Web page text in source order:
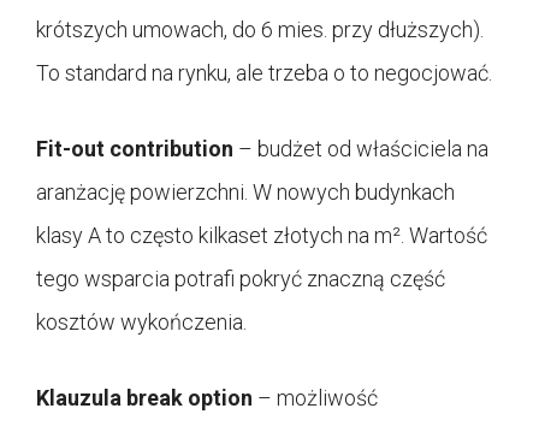
krótszych umowach, do 6 mies. przy dłuższych).
To standard na rynku, ale trzeba o to negocjować.
Fit-out contribution – budżet od właściciela na
aranżację powierzchni. W nowych budynkach
klasy A to często kilkaset złotych na m². Wartość
tego wsparcia potrafi pokryć znaczną część
kosztów wykończenia.
Klauzula break option – możliwość